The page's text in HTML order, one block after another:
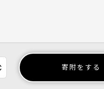
寄附をする